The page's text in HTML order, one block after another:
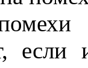
если